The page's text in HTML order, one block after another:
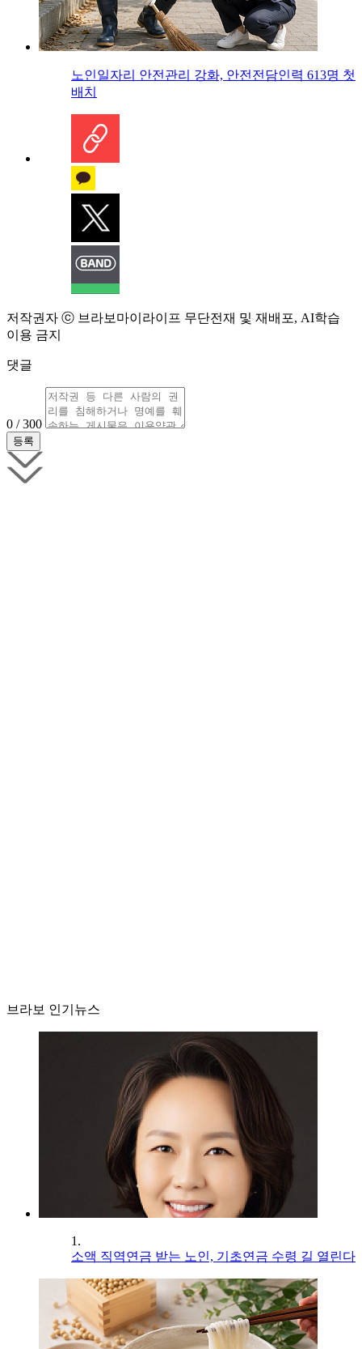
노인일자리 안전관리 강화, 안전전담인력 613명 첫
배치
저작권자 ⓒ 브라보마이라이프 무단전재 및 재배포, AI학습
이용 금지
댓글
0 / 300
브라보 인기뉴스
1.
소액 직역연금 받는 노인, 기초연금 수령 길 열린다